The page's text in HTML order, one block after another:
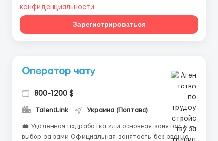
конфиденциальности
Зарегистрироваться
Оператор чату
800-1200 $
TalentLink Украина (Полтава)
💼 Удалённая подработка или основная занятость —
выбор за вами Официальная занятость без звонков